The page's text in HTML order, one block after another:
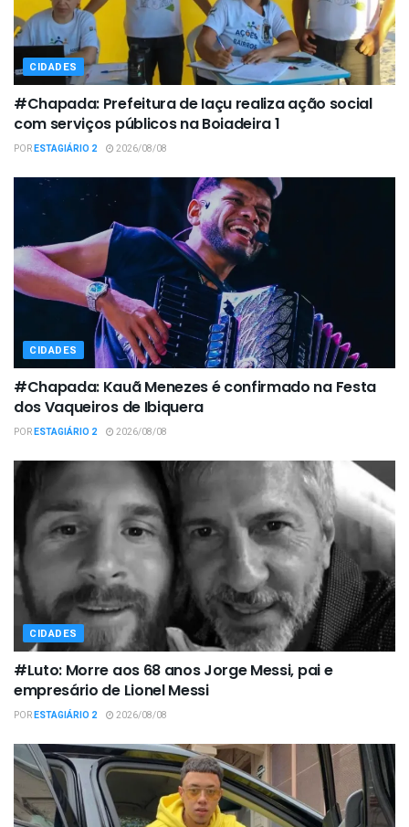
CIDADES
#Chapada: Prefeitura de Iaçu realiza ação social
com serviços públicos na Boiadeira 1
PORESTAGIÁRIO 2 2026/08/08
CIDADES
#Chapada: Kauã Menezes é confirmado na Festa
dos Vaqueiros de Ibiquera
PORESTAGIÁRIO 2 2026/08/08
CIDADES
#Luto: Morre aos 68 anos Jorge Messi, pai e
empresário de Lionel Messi
PORESTAGIÁRIO 2 2026/08/08